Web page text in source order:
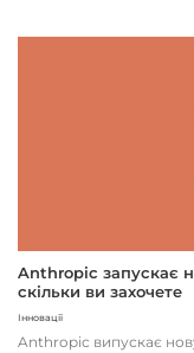
Anthropic запускає
скільки ви захочете
Інновації
Anthropic випускає